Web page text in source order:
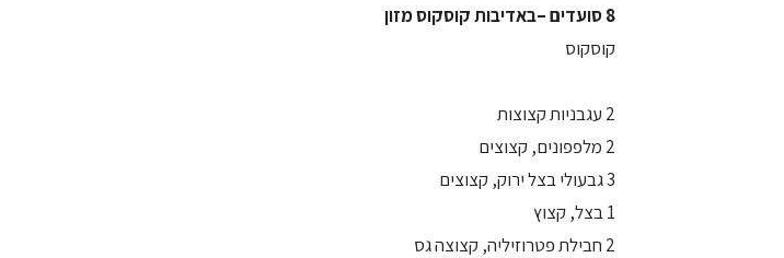
8 סועדים –באדיבות קוסקוס מזון
קוסקוס
2 עגבניות קצוצות
2 מלפפונים, קצוצים
3 גבעולי בצל ירוק, קצוצים
1 בצל, קצוץ
2 חבילת פטרוזיליה, קצוצה גס